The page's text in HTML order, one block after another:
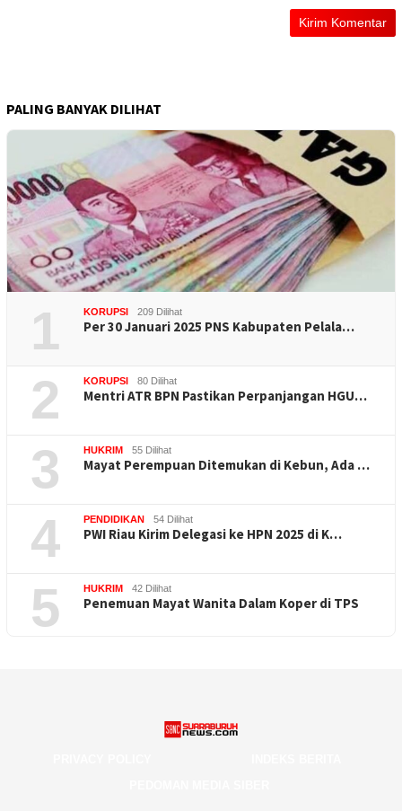
PALING BANYAK DILIHAT
1 KORUPSI 209 Dilihat
Per 30 Januari 2025 PNS Kabupaten Pelala…
2 KORUPSI 80 Dilihat
Mentri ATR BPN Pastikan Perpanjangan HGU…
3 HUKRIM 55 Dilihat
Mayat Perempuan Ditemukan di Kebun, Ada …
4 PENDIDIKAN 54 Dilihat
PWI Riau Kirim Delegasi ke HPN 2025 di K…
5 HUKRIM 42 Dilihat
Penemuan Mayat Wanita Dalam Koper di TPS